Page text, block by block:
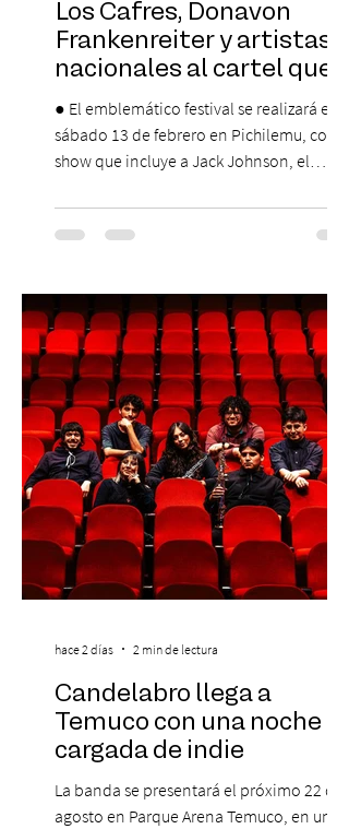
Los Cafres, Donavon
Frankenreiter y artistas
nacionales al cartel que
encabeza Jack Johnson
● El emblemático festival se realizará el
sábado 13 de febrero en Pichilemu, con un
show que incluye a Jack Johnson, el
El lunes 10 de agosto comienza la
Preventa Exclusiva Santander con 30%
stock). Posterior a esta preventa exclusiva
se da inicio a la segunda etapa con una
preventa con 20% descuento para los
clientes del mismo banco y 20% para las
personas que se pre inscribieron y el miérc
Candelabro llega a
Temuco con una noche
cargada de indie
La banda se presentará el próximo 22 de
agosto en Parque Arena Temuco, en una
hace 2 días 2 min de lectura